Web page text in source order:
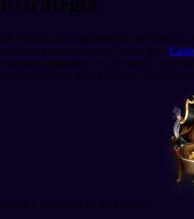
En este artículo, exploraremos en detalle el
enfrentar los desafíos del Castillo 6 en
comparte similitudes con el mazo 1, este
estratégicamente para garantizar una
batalla y durar más en las partidas.